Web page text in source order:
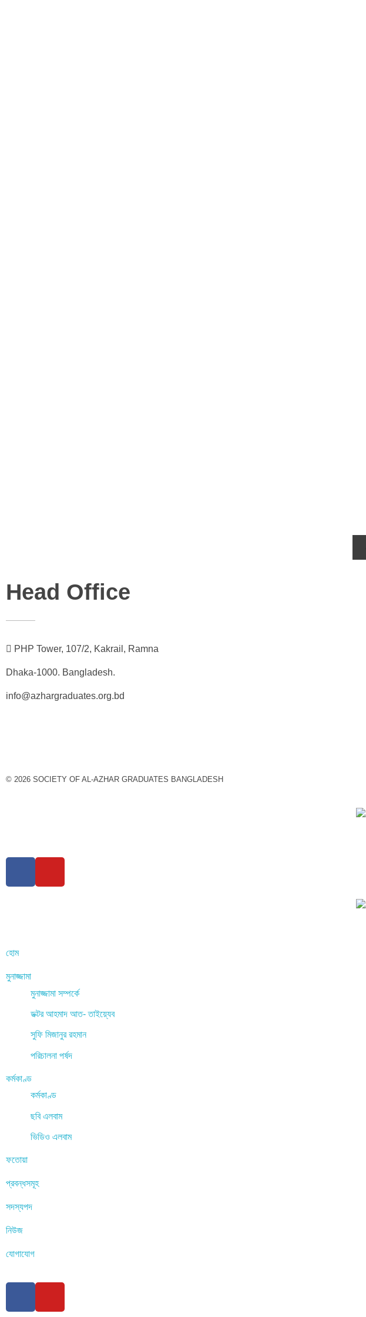
Head Office
PHP Tower, 107/2, Kakrail, Ramna
Dhaka-1000. Bangladesh.
info@azhargraduates.org.bd
© 2026 SOCIETY OF AL-AZHAR GRADUATES BANGLADESH
হোম
মুনাজ্জামা
মুনাজ্জামা সম্পর্কে
ডক্টর আহমাদ আত- তাইয়্যেব
সুফি মিজানুর রহমান
পরিচালনা পর্ষদ
কর্মকাণ্ড
কর্মকাণ্ড
ছবি এলবাম
ভিডিও এলবাম
ফতোয়া
প্রবন্ধসমূহ
সদস্যপদ
নিউজ
যোগাযোগ